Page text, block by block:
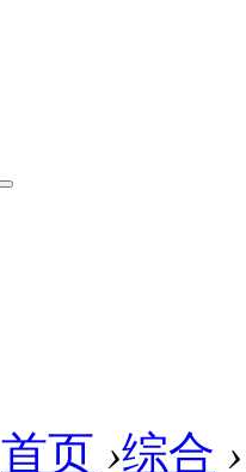
首页 ›综合 ›